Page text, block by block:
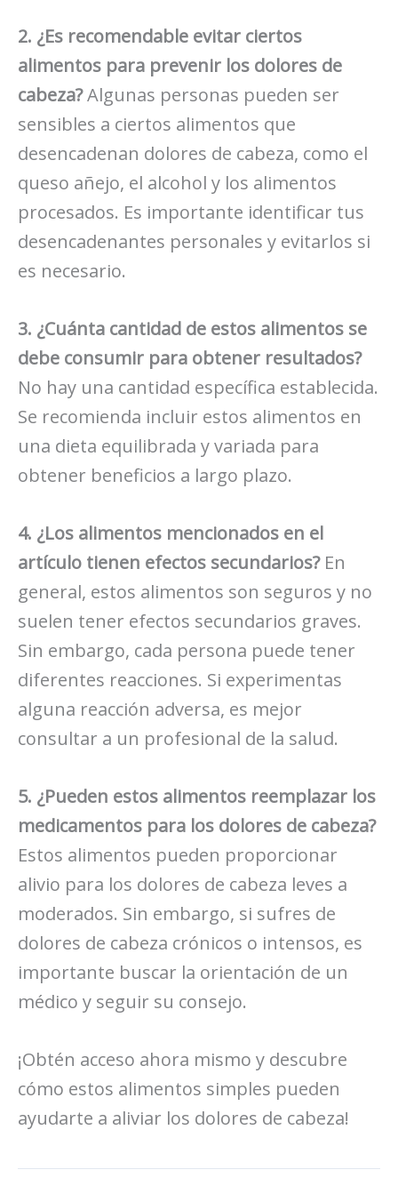
2. ¿Es recomendable evitar ciertos
alimentos para prevenir los dolores de
cabeza?Algunas personas pueden ser
sensibles a ciertos alimentos que
desencadenan dolores de cabeza, como el
queso añejo, el alcohol y los alimentos
procesados. Es importante identificar tus
desencadenantes personales y evitarlos si
es necesario.
3. ¿Cuánta cantidad de estos alimentos se
debe consumir para obtener resultados?
No hay una cantidad específica establecida.
Se recomienda incluir estos alimentos en
una dieta equilibrada y variada para
obtener beneficios a largo plazo.
4. ¿Los alimentos mencionados en el
artículo tienen efectos secundarios?En
general, estos alimentos son seguros y no
suelen tener efectos secundarios graves.
Sin embargo, cada persona puede tener
diferentes reacciones. Si experimentas
alguna reacción adversa, es mejor
consultar a un profesional de la salud.
5. ¿Pueden estos alimentos reemplazar los
medicamentos para los dolores de cabeza?
Estos alimentos pueden proporcionar
alivio para los dolores de cabeza leves a
moderados. Sin embargo, si sufres de
dolores de cabeza crónicos o intensos, es
importante buscar la orientación de un
médico y seguir su consejo.
¡Obtén acceso ahora mismo y descubre
cómo estos alimentos simples pueden
ayudarte a aliviar los dolores de cabeza!